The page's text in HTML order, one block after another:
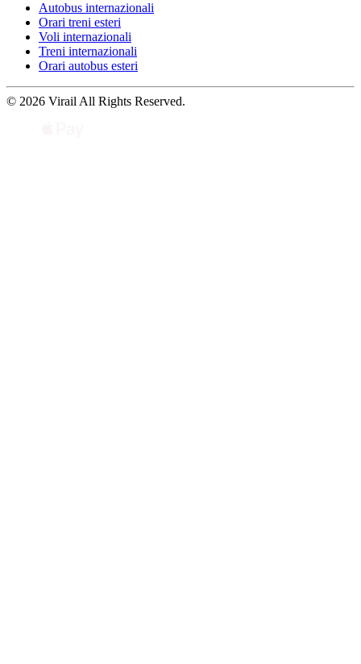
Autobus internazionali
Orari treni esteri
Voli internazionali
Treni internazionali
Orari autobus esteri
© 2026 Virail All Rights Reserved.